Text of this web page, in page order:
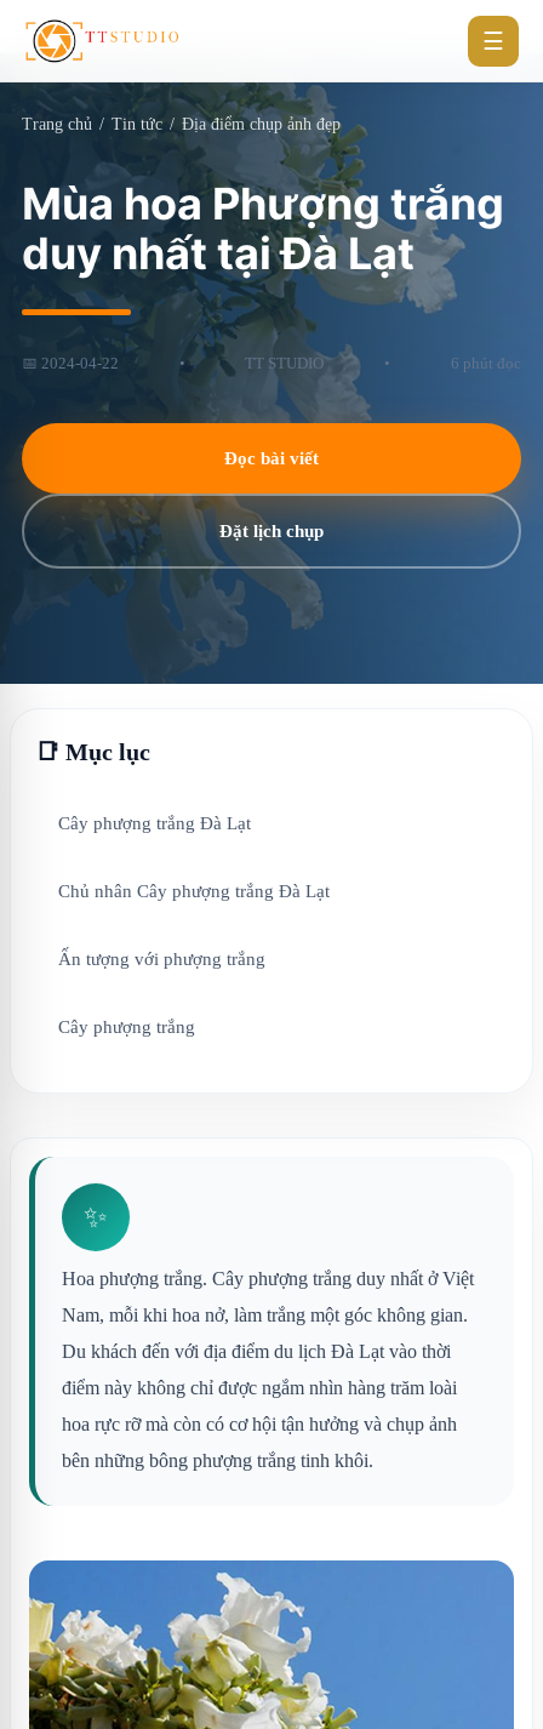
☰
Trang chủ / Tin tức / Địa điểm chụp ảnh đẹp
Mùa hoa Phượng trắng
duy nhất tại Đà Lạt
📅 2024-04-22 • TT STUDIO • 6 phút đọc
Đọc bài viết
Đặt lịch chụp
📑 Mục lục
Cây phượng trắng Đà Lạt
Chủ nhân Cây phượng trắng Đà Lạt
Ấn tượng với phượng trắng
Cây phượng trắng
✨
Hoa phượng trắng. Cây phượng trắng duy nhất ở Việt
Nam, mỗi khi hoa nở, làm trắng một góc không gian.
Du khách đến với địa điểm du lịch Đà Lạt vào thời
điểm này không chỉ được ngắm nhìn hàng trăm loài
hoa rực rỡ mà còn có cơ hội tận hưởng và chụp ảnh
bên những bông phượng trắng tinh khôi.